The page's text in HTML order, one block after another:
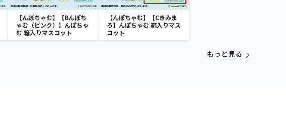
【んぽちゃむ】【Bんぽち
ゃむ（ピンク）】んぽちゃ
む 箱入りマスコット
【んぽちゃむ】【Cきみま
ろ】んぽちゃむ 箱入りマス
コット
もっと見る